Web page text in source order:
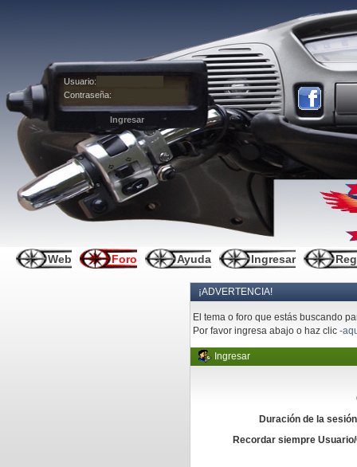
Usuario:
Contraseña:
Web Foro Ayuda Ingresar
¡ADVERTENCIA!
El tema o foro que estás buscando
Por favor ingresa abajo o haz clic-
Ingresar
Duración de la
Recordar siempre